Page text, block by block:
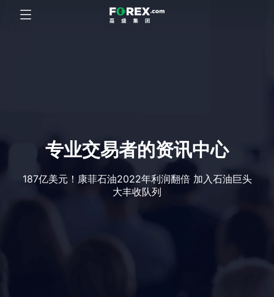
专业交易者的资讯中心
187亿美元！康菲石油2022年利润翻倍 加入石油巨头
大丰收队列